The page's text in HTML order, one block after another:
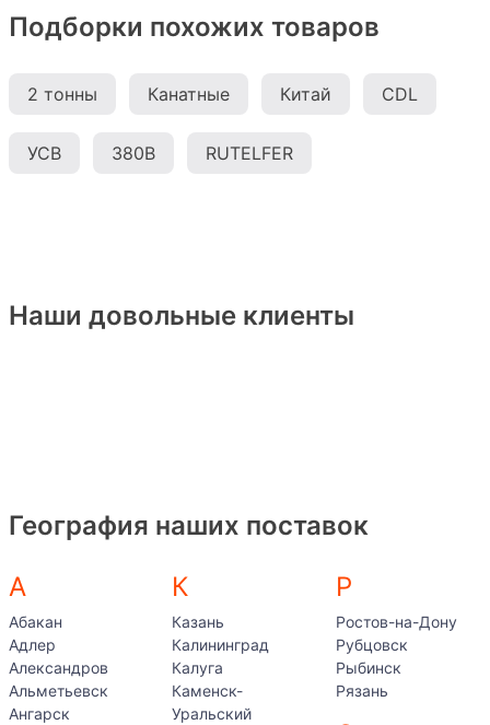
Подборки похожих товаров
2 тонны Канатные Китай CDL
УСВ 380В RUTELFER
Наши довольные клиенты
География наших поставок
А
Абакан
Адлер
Александров
Альметьевск
Ангарск
К
Казань
Калининград
Калуга
Каменск-
Уральский
Р
Ростов-на-Дону
Рубцовск
Рыбинск
Рязань